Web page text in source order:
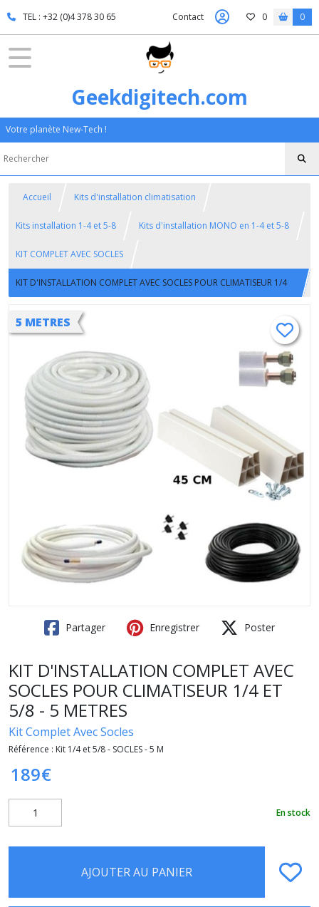
TEL : +32 (0)4 378 30 65 Contact 0 0
Geekdigitech.com
Votre planète New-Tech !
Accueil Kits d'installation climatisation
Kits installation 1-4 et 5-8 Kits d'installation MONO en 1-4 et 5-8
KIT COMPLET AVEC SOCLES
KIT D'INSTALLATION COMPLET AVEC SOCLES POUR CLIMATISEUR 1/4
ET 5/8 - 5 METRES
5 METRES
Partager Enregistrer Poster
KIT D'INSTALLATION COMPLET AVEC
SOCLES POUR CLIMATISEUR 1/4 ET
5/8 - 5 METRES
Kit Complet Avec Socles
Référence : Kit 1/4 et 5/8 - SOCLES - 5 M
189€
En stock
AJOUTER AU PANIER